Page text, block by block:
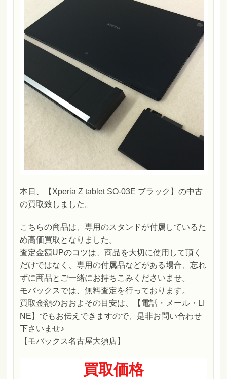
本日、【Xperia Z tablet SO-03E ブラック】の中古
の買取致しました。
こちらの商品は、専用のスタンドが付属しているた
め高価買取となりました。
査定金額UPのコツは、商品を大切に使用して頂く
だけではなく、専用の付属品などがある場合、忘れ
ずに商品とご一緒にお持ちこみくださいませ。
モバックスでは、無料査定を行っております。
買取金額のおおよその目安は、【電話・メール・LI
NE】でもお伝えできますので、是非お問い合わせ
下さいませ♪
【モバックス名古屋大須店】
買取価格